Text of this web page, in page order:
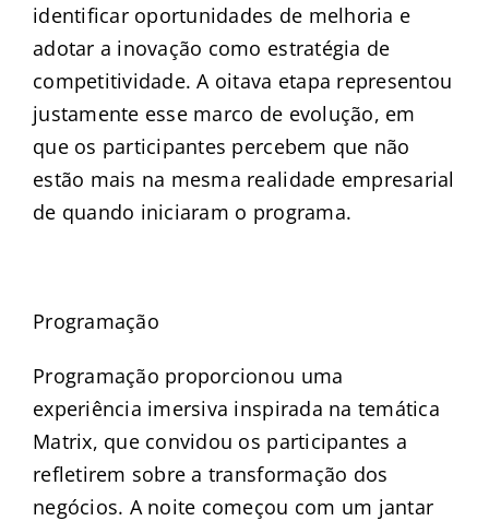
identificar oportunidades de melhoria e
adotar a inovação como estratégia de
competitividade. A oitava etapa representou
justamente esse marco de evolução, em
que os participantes percebem que não
estão mais na mesma realidade empresarial
de quando iniciaram o programa.
Programação
Programação proporcionou uma
experiência imersiva inspirada na temática
Matrix, que convidou os participantes a
refletirem sobre a transformação dos
negócios. A noite começou com um jantar